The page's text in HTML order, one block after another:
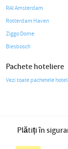
RAI Amsterdam
Rotterdam Haven
Ziggo Dome
Biesbosch
Pachete hoteliere
Vezi toate pachetele
Plătiți în